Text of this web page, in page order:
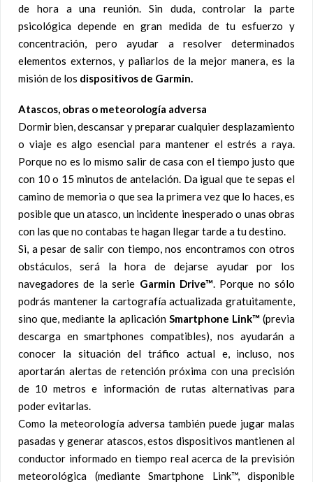
de hora a una reunión. Sin duda, controlar la parte
psicológica depende en gran medida de tu esfuerzo y
concentración, pero ayudar a resolver determinados
elementos externos, y paliarlos de la mejor manera, es la
misión de los dispositivos de Garmin.
Atascos, obras o meteorología adversa
Dormir bien, descansar y preparar cualquier desplazamiento
o viaje es algo esencial para mantener el estrés a raya.
Porque no es lo mismo salir de casa con el tiempo justo que
con 10 o 15 minutos de antelación. Da igual que te sepas el
camino de memoria o que sea la primera vez que lo haces, es
posible que un atasco, un incidente inesperado o unas obras
con las que no contabas te hagan llegar tarde a tu destino.
Si, a pesar de salir con tiempo, nos encontramos con otros
obstáculos, será la hora de dejarse ayudar por los
navegadores de la serie Garmin Drive™. Porque no sólo
podrás mantener la cartografía actualizada gratuitamente,
sino que, mediante la aplicación Smartphone Link™(previa
descarga en smartphones compatibles), nos ayudarán a
conocer la situación del tráfico actual e, incluso, nos
aportarán alertas de retención próxima con una precisión
de 10 metros e información de rutas alternativas para
poder evitarlas.
Como la meteorología adversa también puede jugar malas
pasadas y generar atascos, estos dispositivos mantienen al
conductor informado en tiempo real acerca de la previsión
meteorológica (mediante Smartphone Link™, disponible